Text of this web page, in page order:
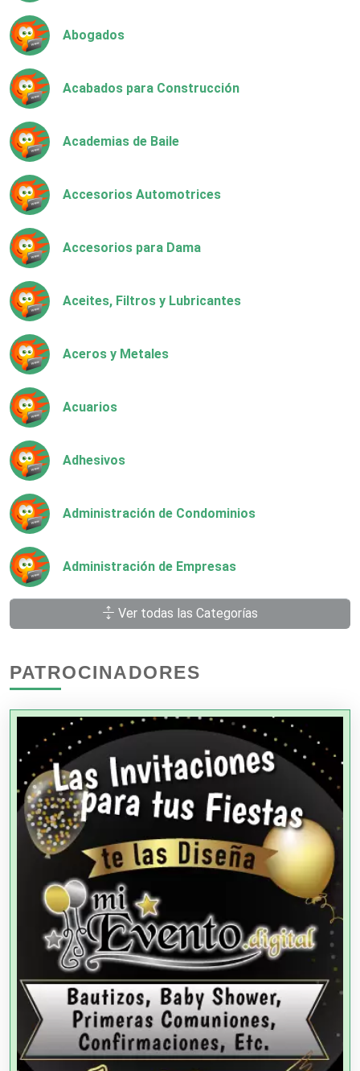
Abogados
Acabados para Construcción
Academias de Baile
Accesorios Automotrices
Accesorios para Dama
Aceites, Filtros y Lubricantes
Aceros y Metales
Acuarios
Adhesivos
Administración de Condominios
Administración de Empresas
Agencias Aduanales
Agencias de Autos
Agencias de Cobranza
Agencias de Colocación
Agencias de Modelos
Agencias de Publicidad
Agencias de Viajes
Agricultores
Agricultura y Ganadería
Ver todas las Categorías
PATROCINADORES